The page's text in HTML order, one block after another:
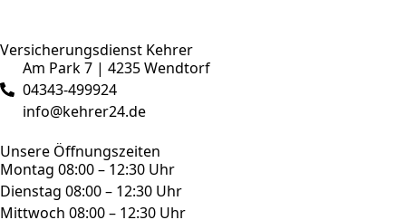
Versicherungsdienst Kehrer
Am Park 7 | 4235 Wendtorf
04343-499924
info@kehrer24.de
Unsere Öffnungszeiten
Montag 08:00 – 12:30 Uhr
Dienstag 08:00 – 12:30 Uhr
Mittwoch 08:00 – 12:30 Uhr